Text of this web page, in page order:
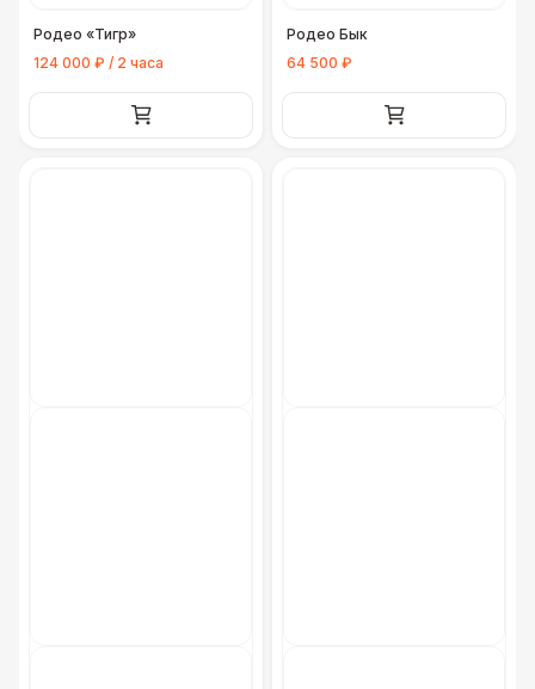
Родео «Тигр»
124 000 ₽ / 2 часа
Родео Бык
64 500 ₽